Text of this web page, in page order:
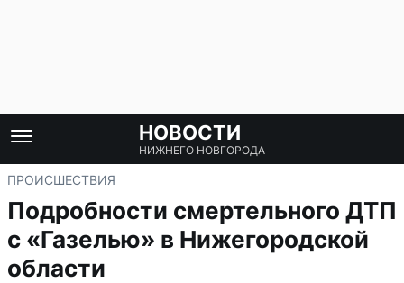
НОВОСТИ
НИЖНЕГО НОВГОРОДА
ПРОИСШЕСТВИЯ
Подробности смертельного ДТП
с «Газелью» в Нижегородской
области